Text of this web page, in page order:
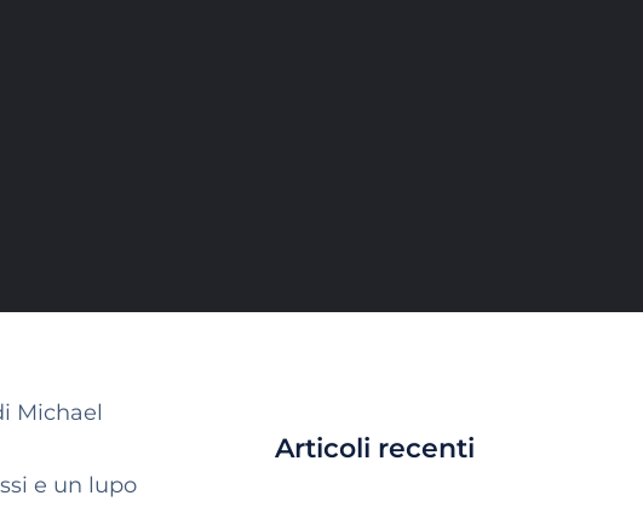
Michael
e un lupo
Articoli recenti